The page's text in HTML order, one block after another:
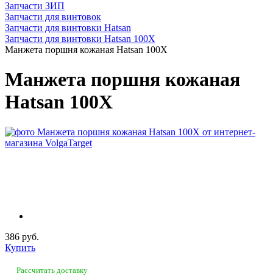
Запчасти ЗИП
Запчасти для винтовок
Запчасти для винтовки Hatsan
Запчасти для винтовки Hatsan 100X
Манжета поршня кожаная Hatsan 100X
Манжета поршня кожаная
Hatsan 100X
386 руб.
Купить
Рассчитать доставку